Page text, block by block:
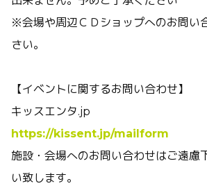
※会場や周辺ＣＤショップへのお問い
さい。
【イベントに関するお問い合わせ】
キッスエンタ.jp
https://kissent.jp/mailform
施設・会場へのお問い合わせはご遠慮
い致します。